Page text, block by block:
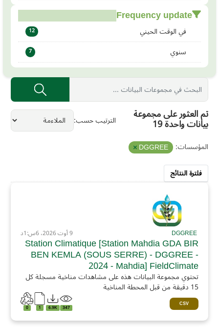
Frequency update
في الوقت الحيني 12
سنوي 7
الترتيب حسب تم العثور على مجموعة
بيانات واحدة 19
المؤسسات: DGGREE
فلترة النتائج
DGGREE 9 أوت 2026، 6س:1د
Station Climatique [Station Mahdia GDA BIR
BEN KEMLA (SOUS SERRE) - DGGREE -
2024 - Mahdia] FieldClimate
تحتوي مجموعة البيانات هذه على مشاهدات مناخية مسجلة كل
15 دقيقة من قبل المحطة المناخية
CSV
347
6.9K
1
0